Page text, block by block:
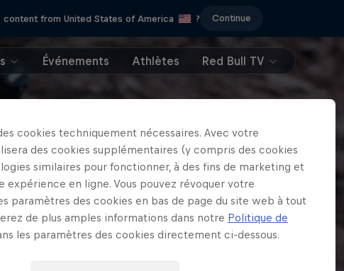
content from United States of America ? Continue
Événements Athlètes Red Bull TV
cookies techniquement nécessaires. Avec votre
des cookies supplémentaires (y compris des cookies
similaires pour fonctionner, à des fins de marketing et
expérience en ligne. Vous pouvez révoquer votre
paramètres des cookies en bas de page du site web à tout
de plus amples informations dans notre Politique de
les paramètres des cookies directement ci-dessous.